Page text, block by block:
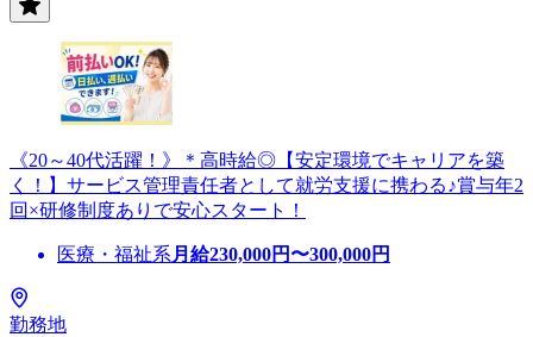
《20～40代活躍！》＊高時給◎【安定環境でキャリアを築
く！】サービス管理責任者として就労支援に携わる♪賞与年2
回×研修制度ありで安心スタート！
医療・福祉系 月給230,000円〜300,000円
勤務地